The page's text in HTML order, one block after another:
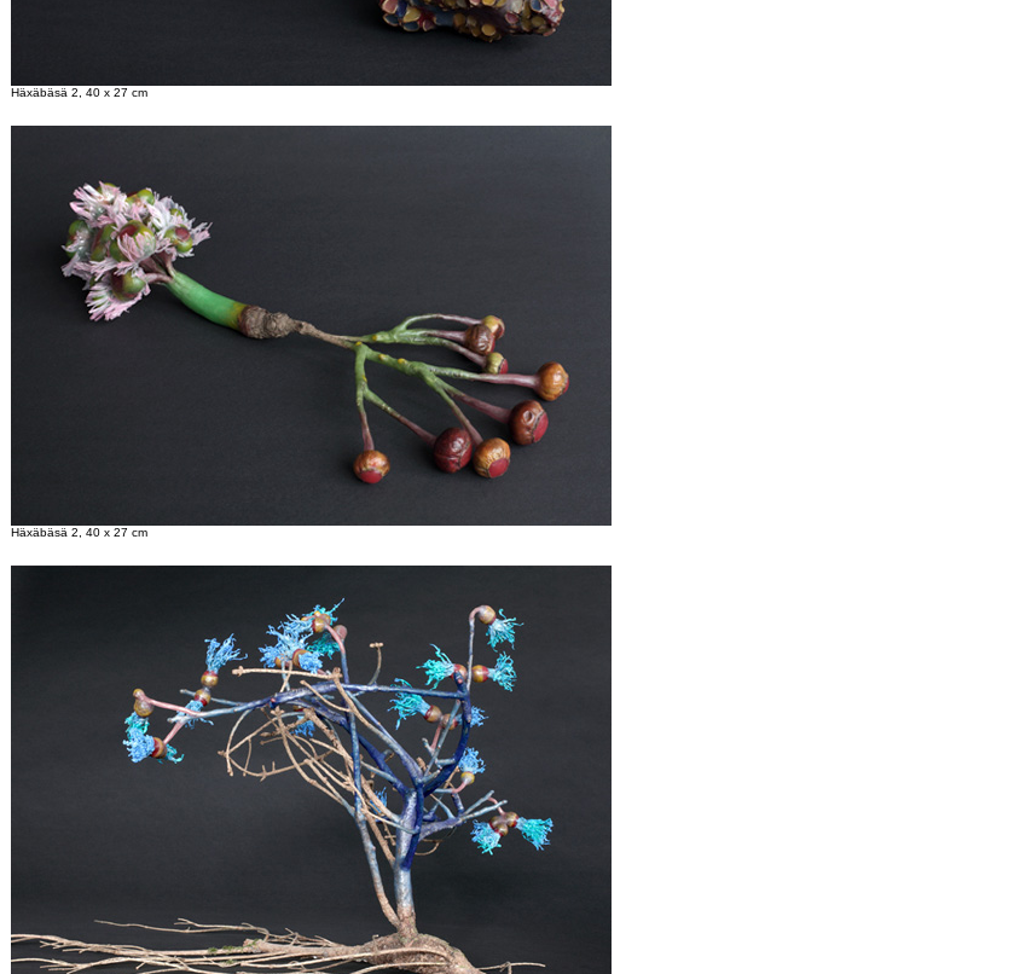
Häxäbäsä 2, 40 x 27 cm
Häxäbäsä 2, 40 x 27 cm